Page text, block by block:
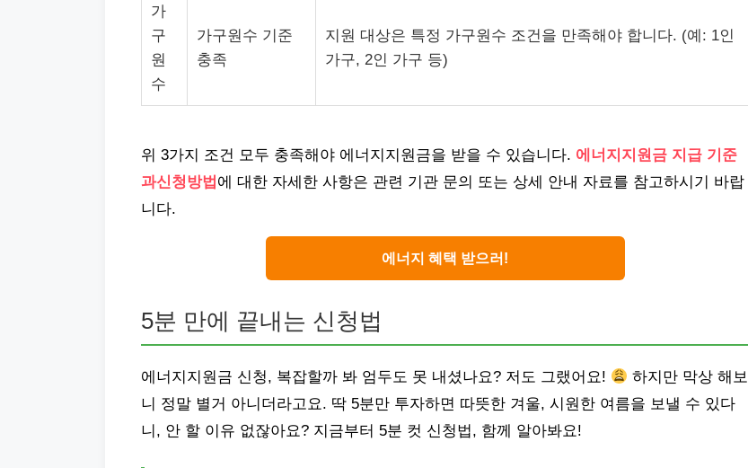
가
구
원
수
가구원수 기준
충족
지원 대상은 특정 가구원수 조건을 만족해야 합니다. (예: 1인
가구, 2인 가구 등)
위 3가지 조건 모두 충족해야 에너지지원금을 받을 수 있습니다. 에너지지원금 지급 기준
과신청방법 에 대한 자세한 사항은 관련 기관 문의 또는 상세 안내 자료를 참고하시기 바랍
니다.
에너지 혜택 받으러!
5분 만에 끝내는 신청법
에너지지원금 신청, 복잡할까 봐 엄두도 못 내셨나요? 저도 그랬어요!
하지만 막상 해보
니 정말 별거 아니더라고요. 딱 5분만 투자하면 따뜻한 겨울, 시원한 여름을 보낼 수 있다
니, 안 할 이유 없잖아요? 지금부터 5분 컷 신청법, 함께 알아봐요!